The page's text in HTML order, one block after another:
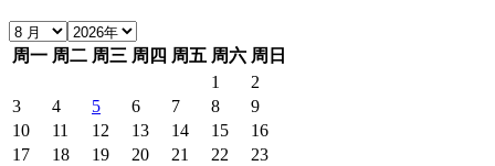
周一 周二 周三 周四 周五 周六 周日
1
2
3
4 5 6 7 8
9
10
11 12 13 14 15
16
17
18 19 20 21 22
23